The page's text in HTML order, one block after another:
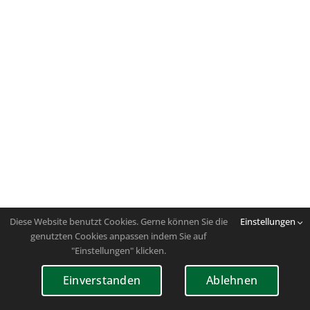
Diese Website benutzt Cookies. Gerne können Sie die
genutzten Cookies anpassen indem Sie auf
"Einstellungen" klicken.
Einstellungen
Einverstanden Ablehnen